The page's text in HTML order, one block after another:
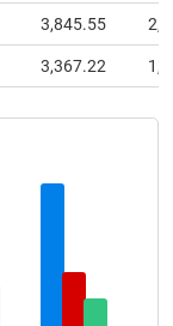
3,845.55
3,367.22